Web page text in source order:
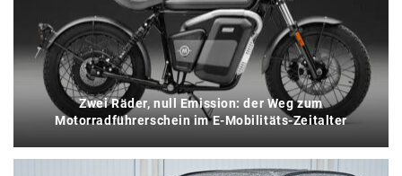
Zwei Räder, null Emission: der Weg zum
Motorradführerschein im E-Mobilitäts-Zeitalter